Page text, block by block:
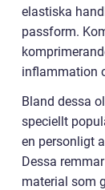
elastiska
passform.
inflammation
Bland dessa
speciellt
en personligt
Dessa
material som